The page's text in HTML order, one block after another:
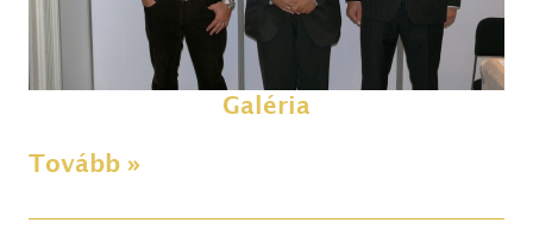
Galéria
Tovább »